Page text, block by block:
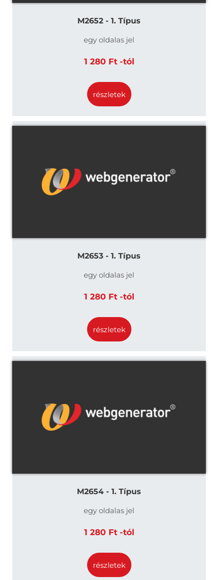
M2652 - 1. Típus
egy oldalas jel
1 280 Ft -tól
részletek
M2653 - 1. Típus
egy oldalas jel
1 280 Ft -tól
részletek
M2654 - 1. Típus
egy oldalas jel
1 280 Ft -tól
részletek